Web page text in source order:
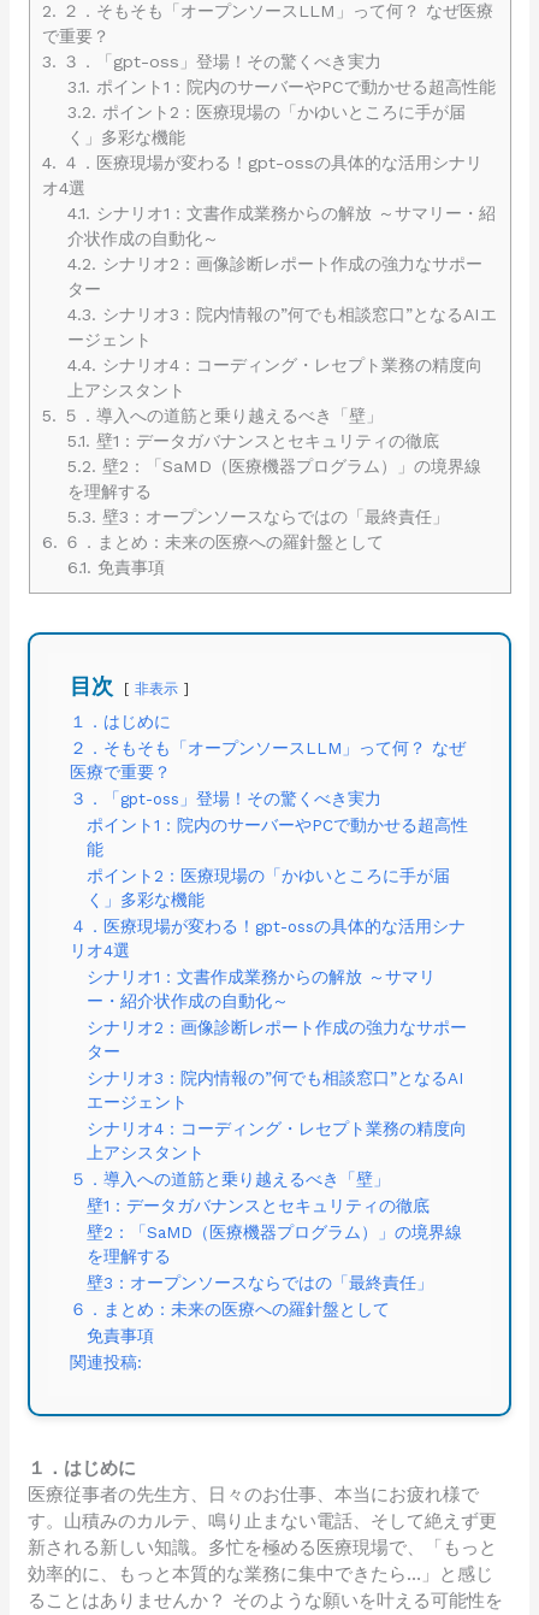
2. ２．そもそも「オープンソースLLM」って何？ なぜ医療
で重要？
3. ３．「gpt-oss」登場！その驚くべき実力
3.1. ポイント1：院内のサーバーやPCで動かせる超高性能
3.2. ポイント2：医療現場の「かゆいところに手が届
く」多彩な機能
4. ４．医療現場が変わる！gpt-ossの具体的な活用シナリ
オ4選
4.1. シナリオ1：文書作成業務からの解放 ～サマリー・紹
介状作成の自動化～
4.2. シナリオ2：画像診断レポート作成の強力なサポー
ター
4.3. シナリオ3：院内情報の”何でも相談窓口”となるAIエ
ージェント
4.4. シナリオ4：コーディング・レセプト業務の精度向
上アシスタント
5. ５．導入への道筋と乗り越えるべき「壁」
5.1. 壁1：データガバナンスとセキュリティの徹底
5.2. 壁2：「SaMD（医療機器プログラム）」の境界線
を理解する
5.3. 壁3：オープンソースならではの「最終責任」
6. ６．まとめ：未来の医療への羅針盤として
6.1. 免責事項
目次 非表示
１．はじめに
２．そもそも「オープンソースLLM」って何？ なぜ
医療で重要？
３．「gpt-oss」登場！その驚くべき実力
ポイント1：院内のサーバーやPCで動かせる超高性
能
ポイント2：医療現場の「かゆいところに手が届
く」多彩な機能
４．医療現場が変わる！gpt-ossの具体的な活用シナ
リオ4選
シナリオ1：文書作成業務からの解放 ～サマリ
ー・紹介状作成の自動化～
シナリオ2：画像診断レポート作成の強力なサポー
ター
シナリオ3：院内情報の”何でも相談窓口”となるAI
エージェント
シナリオ4：コーディング・レセプト業務の精度向
上アシスタント
５．導入への道筋と乗り越えるべき「壁」
壁1：データガバナンスとセキュリティの徹底
壁2：「SaMD（医療機器プログラム）」の境界線
を理解する
壁3：オープンソースならではの「最終責任」
６．まとめ：未来の医療への羅針盤として
免責事項
関連投稿:
１．はじめに
医療従事者の先生方、日々のお仕事、本当にお疲れ様で
す。山積みのカルテ、鳴り止まない電話、そして絶えず更
新される新しい知識。多忙を極める医療現場で、「もっと
効率的に、もっと本質的な業務に集中できたら…」と感じ
ることはありませんか？ そのような願いを叶える可能性を